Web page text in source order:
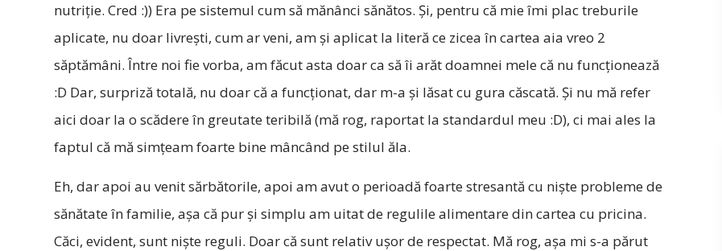
nutriție. Cred :)) Era pe sistemul cum să mănânci sănătos. Și, pentru că mie îmi plac treburile
aplicate, nu doar livrești, cum ar veni, am și aplicat la literă ce zicea în cartea aia vreo 2
săptămâni. Între noi fie vorba, am făcut asta doar ca să îi arăt doamnei mele că nu funcționează
:D Dar, surpriză totală, nu doar că a funcționat, dar m-a și lăsat cu gura căscată. Și nu mă refer
aici doar la o scădere în greutate teribilă (mă rog, raportat la standardul meu :D), ci mai ales la
faptul că mă simțeam foarte bine mâncând pe stilul ăla.
Eh, dar apoi au venit sărbătorile, apoi am avut o perioadă foarte stresantă cu niște probleme de
sănătate în familie, așa că pur și simplu am uitat de regulile alimentare din cartea cu pricina.
Căci, evident, sunt niște reguli. Doar că sunt relativ ușor de respectat. Mă rog, așa mi s-a părut